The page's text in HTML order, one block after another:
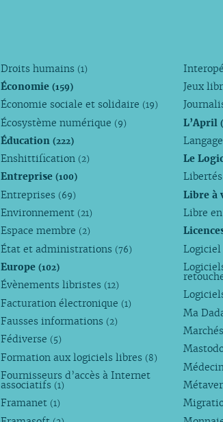
Droits humains (1)
Économie(159)
Économie sociale et solidaire (19)
Écosystème numérique (9)
Éducation(222)
Enshittification (2)
Entreprise(100)
Entreprises (69)
Environnement (21)
Espace membre (2)
État et administrations (76)
Europe(102)
Évènements libristes (12)
Facturation électronique (1)
Fausses informations (2)
Fédiverse (5)
Formation aux logiciels libres (8)
Fournisseurs d’accès à Internet
associatifs (1)
Framanet (1)
Jeux
L’April
Le
Libre à
Libre
Logiciel
Ma